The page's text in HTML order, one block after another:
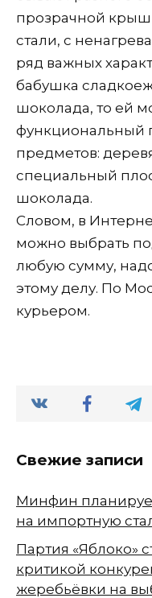
прозрачной
стали, с
ряд важных
бабушка
шоколада, то ей
функциональный
предметов:
специальный
шоколада.
Словом, в
можно выбрать
любую сумму,
этому делу. По
курьером.
Свежие записи
Минфин
на импортную
Партия «Яблоко»
критикой
жеребьёвки на